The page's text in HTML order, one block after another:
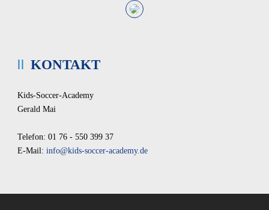
KONTAKT
Kids-Soccer-Academy
Gerald Mai
Telefon: 01 76 - 550 399 37
E-Mail: info@kids-soccer-academy.de